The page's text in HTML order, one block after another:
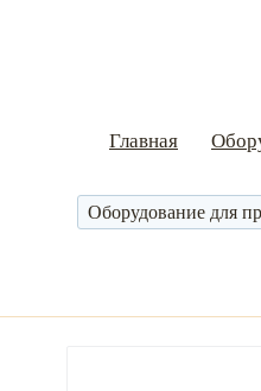
Главная
Оборудование для